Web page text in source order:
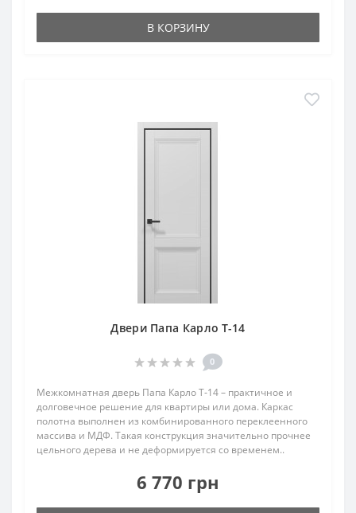
В КОРЗИНУ
Двери Папа Карло T-14
0
Межкомнатная дверь Папа Карло T‑14 – практичное и
долговечное решение для квартиры или дома. Каркас
полотна выполнен из комбинированного переклеенного
массива и МДФ. Такая конструкция значительно прочнее
цельного дерева и не деформируется со временем..
6 770 грн